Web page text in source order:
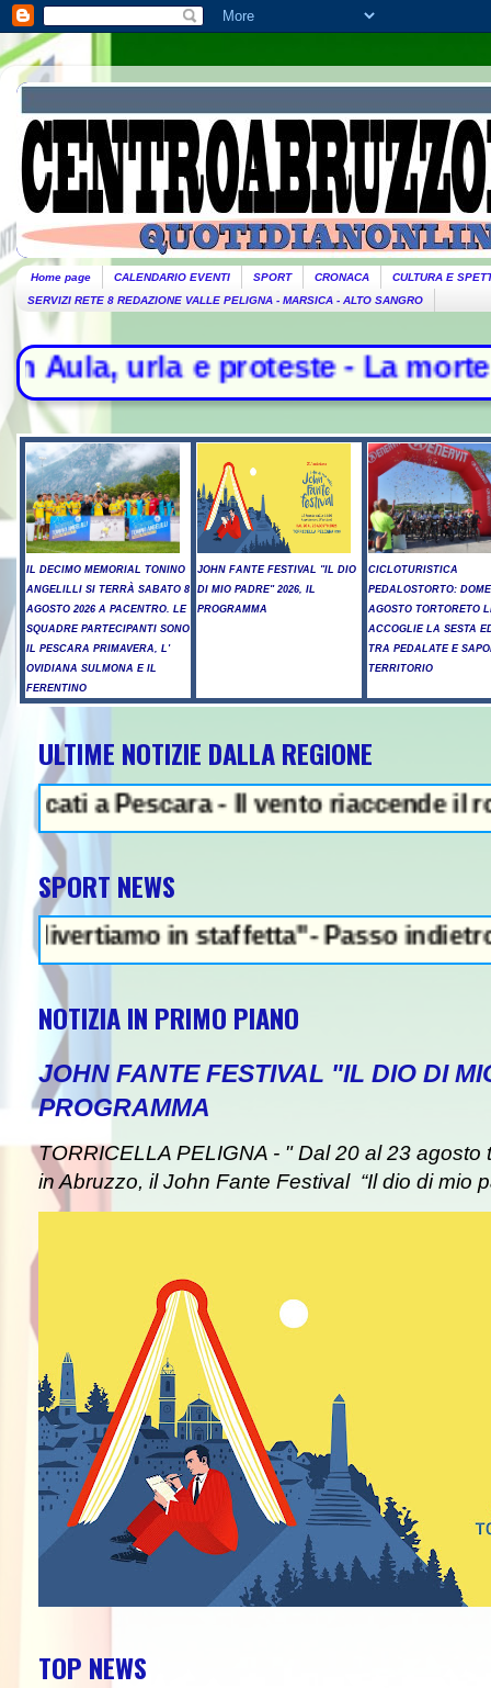
Home page CALENDARIO EVENTI SPORT CRONACA
CULTURA E
SERVIZI RETE 8 REDAZIONE VALLE PELIGNA - MARSICA - ALTO SANGRO
e proteste - La morte di
IL DECIMO MEMORIAL TONINO
ANGELILLI SI TERRÀ SABATO 8
AGOSTO 2026 A PACENTRO. LE
SQUADRE PARTECIPANTI SONO
IL PESCARA PRIMAVERA, L'
OVIDIANA SULMONA E IL
FERENTINO
JOHN FANTE FESTIVAL "IL DIO
DI MIO PADRE" 2026, IL
PROGRAMMA
CICLOTURISTICA
PEDALOSTORTO:
AGOSTO TORTORETO
ACCOGLIE LA SESTA
TRA PEDALATE E
TERRITORIO
ULTIME NOTIZIE DALLA REGIONE
Pescara - Il vento riaccende il rogo
SPORT NEWS
in staffetta"- Passo indietro
NOTIZIA IN PRIMO PIANO
JOHN FANTE FESTIVAL "IL DIO DI
PROGRAMMA
TORRICELLA PELIGNA - " Dal 20 al 23 agosto
in Abruzzo, il John Fante Festival “Il dio di mio
TOP NEWS